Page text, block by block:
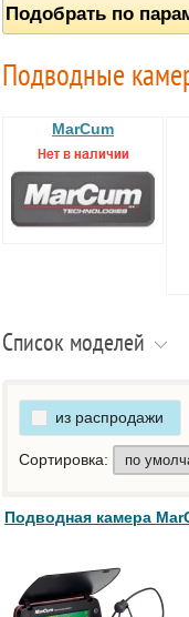
Подобрать по
Подводные
MarCum
Список моделей
из распродажи
Сортировка:
Подводная камера